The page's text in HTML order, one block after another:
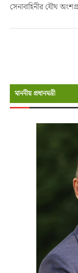
সেনাবাহিনীর যৌথ
মাননীয় প্রধানমন্রী